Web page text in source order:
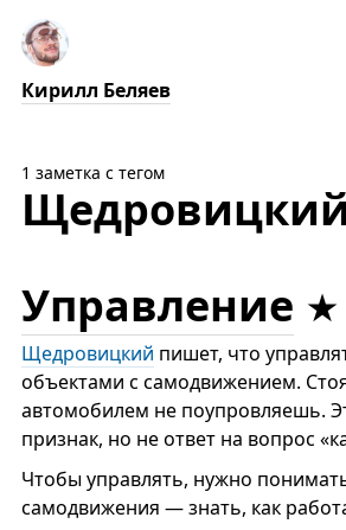
Кирилл Беляев
1 заметка с тегом
Управление
Щедровицкий пишет, что
объектами с самодвижением.
автомобилем не поупровляешь.
признак, но не ответ на вопрос
Чтобы управлять, нужно
самодвижения — знать, как